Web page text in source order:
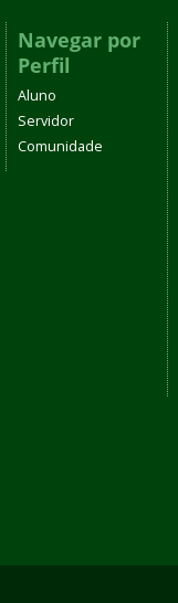
Navegar por
Perfil
Aluno
Servidor
Comunidade